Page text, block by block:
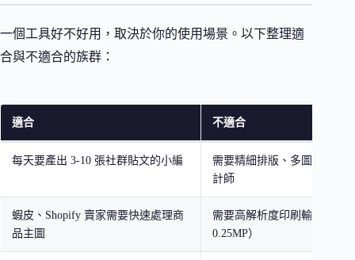
一個工具好不好用，取決於你的使用場景。以下整理適
合與不適合的族群：
適合 不適合
每天要產出 3-10 張社群貼文的小編
需要精細排版、多圖層合成
計師
蝦皮、Shopify 賣家需要快速處理商
品主圖
需要高解析度印刷輸出（免
0.25MP）